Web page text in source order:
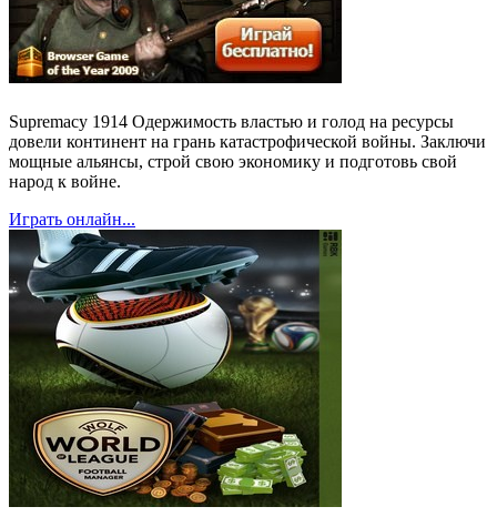
Supremacy 1914 Одержимость властью и голод на ресурсы
довели континент на грань катастрофической войны. Заключи
мощные альянсы, строй свою экономику и подготовь свой
народ к войне.
Играть онлайн...